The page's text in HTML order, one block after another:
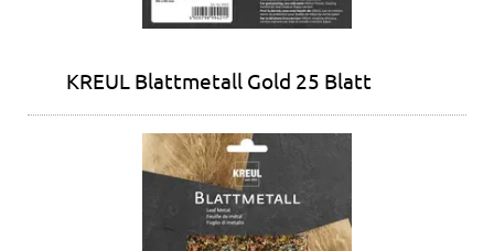
KREUL Blattmetall Gold 25 Blatt